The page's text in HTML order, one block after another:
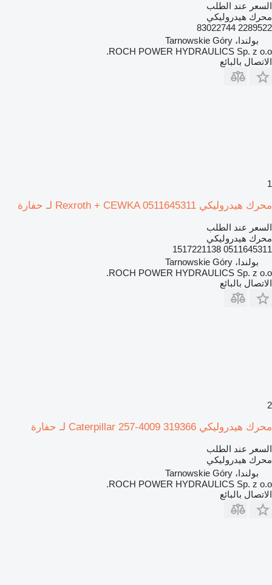
السعر عند الطلب
محرك هيدروليكي
2289522 83022744
بولندا، Tarnowskie Góry
ROCH POWER HYDRAULICS Sp. z o.o.
الاتصال بالبائع
1
محرك هيدروليكي Rexroth + CEWKA 0511645311 لـ حفارة
السعر عند الطلب
محرك هيدروليكي
0511645311 1517221138
بولندا، Tarnowskie Góry
ROCH POWER HYDRAULICS Sp. z o.o.
الاتصال بالبائع
2
محرك هيدروليكي Caterpillar 257-4009 319366 لـ حفارة
السعر عند الطلب
محرك هيدروليكي
بولندا، Tarnowskie Góry
ROCH POWER HYDRAULICS Sp. z o.o.
الاتصال بالبائع